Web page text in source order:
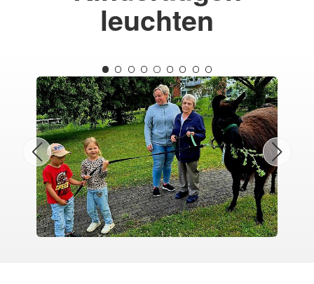
leuchten